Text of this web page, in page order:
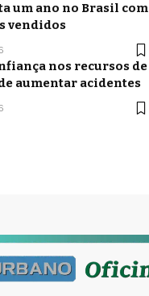
um ano no Brasil com
vendidos
nos recursos de
aumentar acidentes